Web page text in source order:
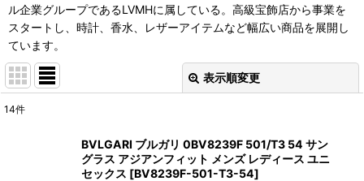
ル企業グループであるLVMHに属している。高級宝飾店から事業を
スタートし、時計、香水、レザーアイテムなど幅広い商品を展開し
ています。
表示順変更
14件
BVLGARI ブルガリ 0BV8239F 501/T3 54 サン
グラス アジアンフィット メンズ レディース ユニ
セックス [BV8239F-501-T3-54]